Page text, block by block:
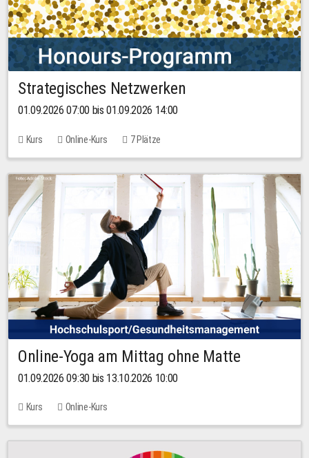
Strategisches Netzwerken
01.09.2026 07:00 bis 01.09.2026 14:00
Kurs Online-Kurs 7 Plätze
Online-Yoga am Mittag ohne Matte
01.09.2026 09:30 bis 13.10.2026 10:00
Kurs Online-Kurs